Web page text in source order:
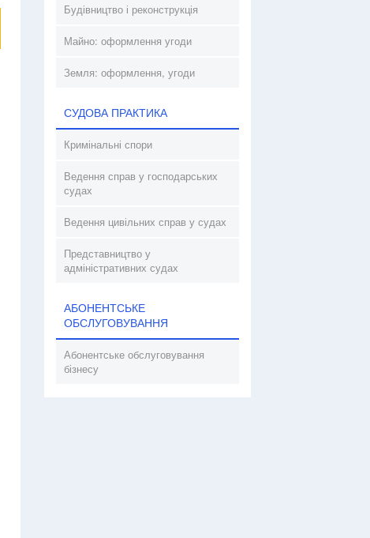
Будівництво і реконструкція
Майно: оформлення угоди
Земля: оформлення, угоди
СУДОВА ПРАКТИКА
Кримінальні спори
Ведення справ у господарських
судах
Ведення цивільних справ у судах
Представництво у
адміністративних судах
АБОНЕНТСЬКЕ
ОБСЛУГОВУВАННЯ
Абонентське обслуговування
бізнесу